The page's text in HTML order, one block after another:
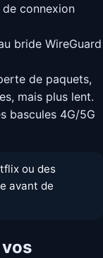
connexion
bride WireGuard
de paquets,
mais plus lent.
bascules 4G/5G
ou des
avant de